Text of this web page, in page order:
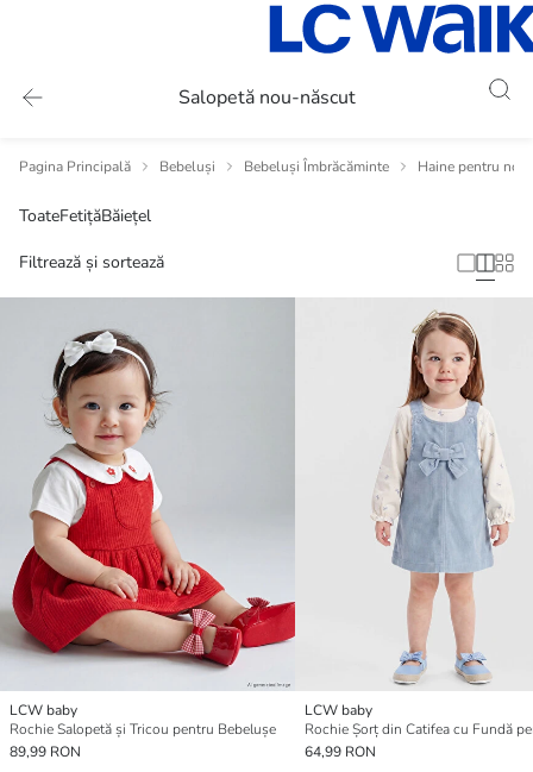
Salopetă nou-născut
Pagina Principală Bebeluși Bebeluși Îmbrăcăminte Haine pentru
ToateFetițăBăiețel
Filtrează și sortează
LCW baby
Rochie Salopetă și Tricou pentru Bebelușe
89,99 RON
LCW baby
64,99 RON